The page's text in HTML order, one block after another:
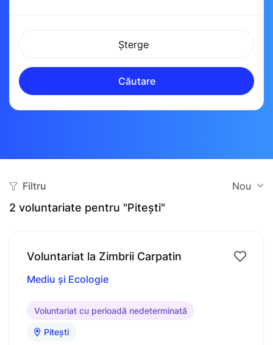
Șterge
Căutare
Filtru Nou
2 voluntariate pentru "Pitești"
Voluntariat la Zimbrii Carpatin
Mediu și Ecologie
Voluntariat cu perioadă nedeterminată
Pitești